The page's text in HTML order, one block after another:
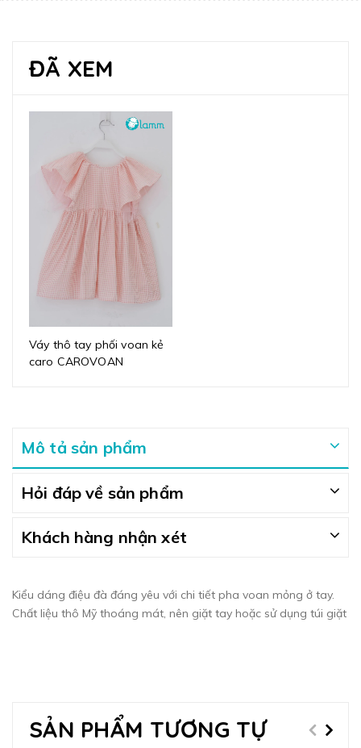
ĐÃ XEM
Váy thô tay phối voan kẻ
caro CAROVOAN
Mô tả sản phẩm
Hỏi đáp về sản phẩm
Khách hàng nhận xét
Kiểu dáng điệu đà đáng yêu với chi tiết pha voan mỏng ở tay.
Chất liệu thô Mỹ thoáng mát, nên giặt tay hoặc sử dụng túi giặt
SẢN PHẨM TƯƠNG TỰ